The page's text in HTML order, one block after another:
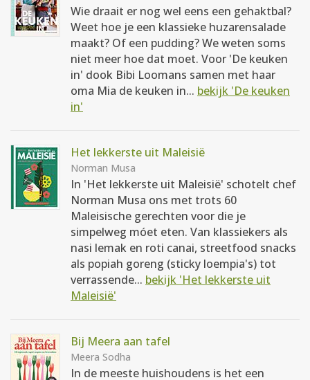
Wie draait er nog wel eens een gehaktbal?
Weet hoe je een klassieke huzarensalade
maakt? Of een pudding? We weten soms
niet meer hoe dat moet. Voor 'De keuken
in' dook Bibi Loomans samen met haar
oma Mia de keuken in... bekijk 'De keuken
in'
Het lekkerste uit Maleisië
Norman Musa
In 'Het lekkerste uit Maleisië' schotelt chef
Norman Musa ons met trots 60
Maleisische gerechten voor die je
simpelweg móet eten. Van klassiekers als
nasi lemak en roti canai, streetfood snacks
als popiah goreng (sticky loempia's) tot
verrassende... bekijk 'Het lekkerste uit
Maleisië'
Bij Meera aan tafel
Meera Sodha
In de meeste huishoudens is het een